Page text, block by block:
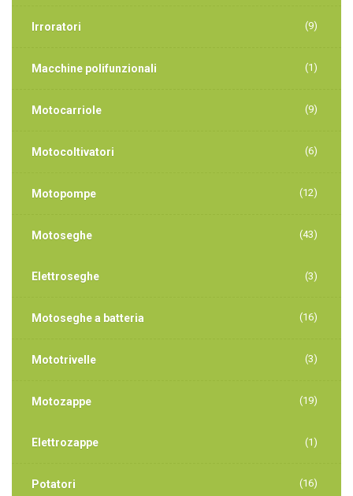
Irroratori (9)
Macchine polifunzionali (1)
Motocarriole (9)
Motocoltivatori (6)
Motopompe (12)
Motoseghe (43)
Elettroseghe (3)
Motoseghe a batteria (16)
Mototrivelle (3)
Motozappe (19)
Elettrozappe (1)
Potatori (16)